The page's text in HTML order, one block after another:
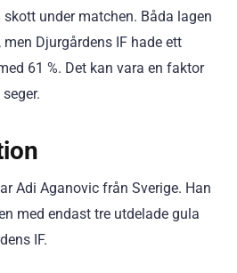
under matchen. Båda lagen
Djurgårdens IF hade ett
61 %. Det kan vara en faktor
Adi Aganovic från Sverige. Han
med endast tre utdelade gula
IF.